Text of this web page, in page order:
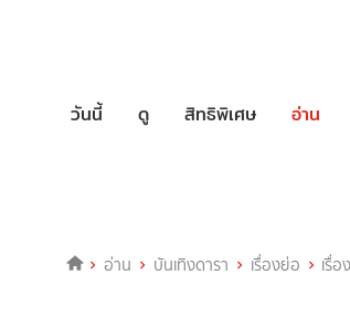
วันนี้ ดู สิทธิพิเศษ อ่าน
อ่าน บันเทิงดารา เรื่องย่อ เรื่